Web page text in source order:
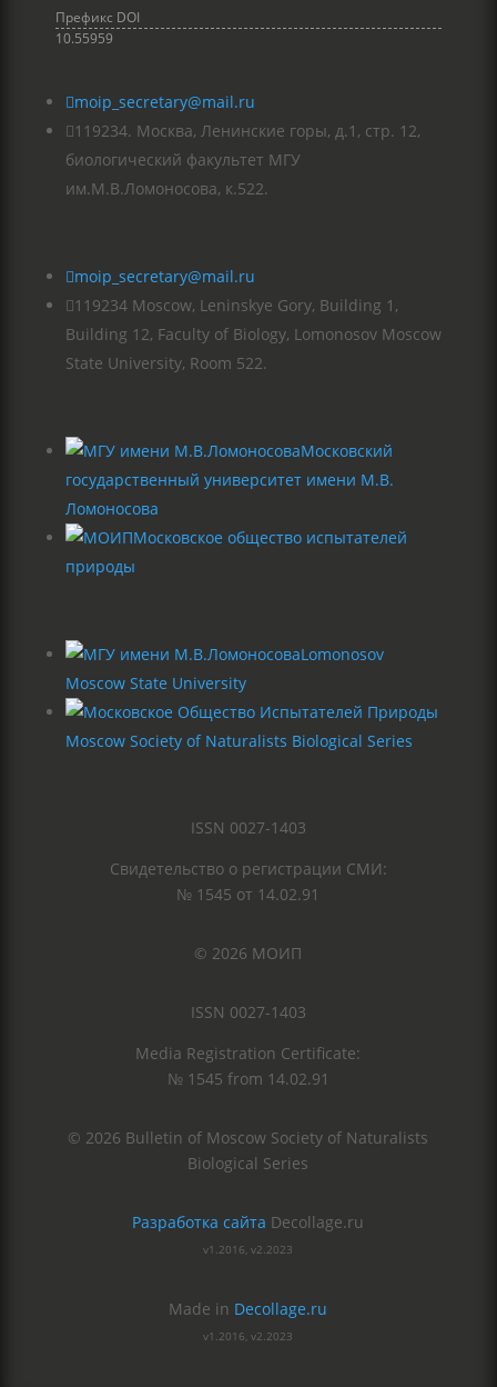
Префикс DOI
10.55959
moip_secretary@mail.ru
119234. Москва, Ленинские горы, д.1, стр. 12,
биологический факультет МГУ
им.М.В.Ломоносова, к.522.
moip_secretary@mail.ru
119234 Moscow, Leninskye Gory, Building 1,
Building 12, Faculty of Biology, Lomonosov Moscow
State University, Room 522.
Московский
государственный университет имени М.В.
Ломоносова
Московское общество испытателей
природы
Lomonosov
Moscow State University
Moscow Society of Naturalists Biological Series
ISSN 0027-1403
Свидетельство о регистрации СМИ:
№ 1545 от 14.02.91
© 2026 МОИП
ISSN 0027-1403
Media Registration Certificate:
№ 1545 from 14.02.91
© 2026 Bulletin of Moscow Society of Naturalists
Biological Series
Разработка сайта Decollage.ru
v1.2016, v2.2023
Made in Decollage.ru
v1.2016, v2.2023